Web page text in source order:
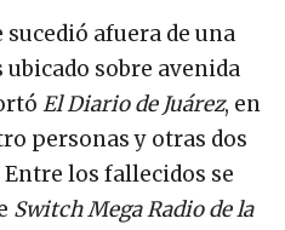
afuera de una
ubicado sobre avenida
El Diario de Juárez, en
personas y otras dos
los fallecidos se
Switch Mega Radio de la